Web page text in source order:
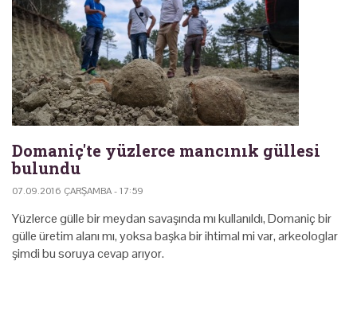
Domaniç'te yüzlerce mancınık güllesi
bulundu
07.09.2016 ÇARŞAMBA - 17:59
Yüzlerce gülle bir meydan savaşında mı kullanıldı, Domaniç bir
gülle üretim alanı mı, yoksa başka bir ihtimal mi var, arkeologlar
şimdi bu soruya cevap arıyor.